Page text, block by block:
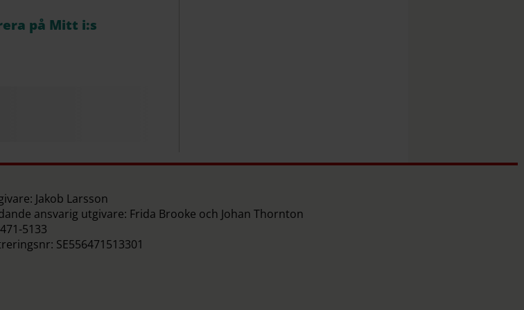
på Mitt i:s
Jakob Larsson
ansvarig utgivare: Frida Brooke och Johan Thornton
5133
SE556471513301